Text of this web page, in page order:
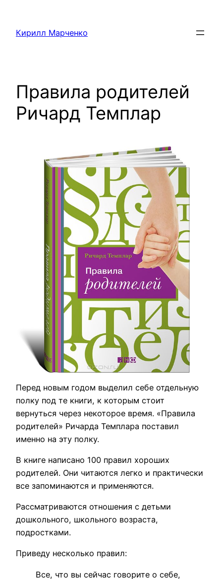
содержимому
Кирилл Марченко
Правила родителей
Ричард Темплар
Перед новым годом выделил себе отдельную
полку под те книги, к которым стоит
вернуться через некоторое время. «Правила
родителей» Ричарда Темплара поставил
именно на эту полку.
В книге написано 100 правил хороших
родителей. Они читаются легко и практически
все запоминаются и применяются.
Рассматриваются отношения с детьми
дошкольного, школьного возраста,
подростками.
Приведу несколько правил:
Все, что вы сейчас говорите о себе,